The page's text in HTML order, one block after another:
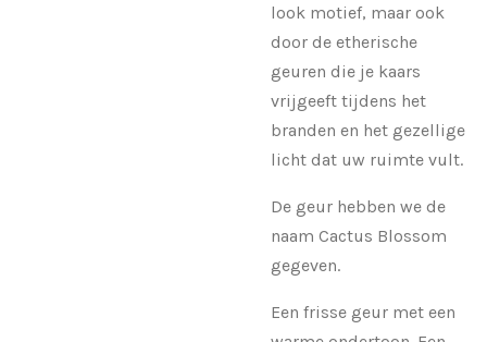
look motief, maar ook
door de etherische
geuren die je kaars
vrijgeeft tijdens het
branden en het gezellige
licht dat uw ruimte vult.
De geur hebben we de
naam Cactus Blossom
gegeven.
Een frisse geur met een